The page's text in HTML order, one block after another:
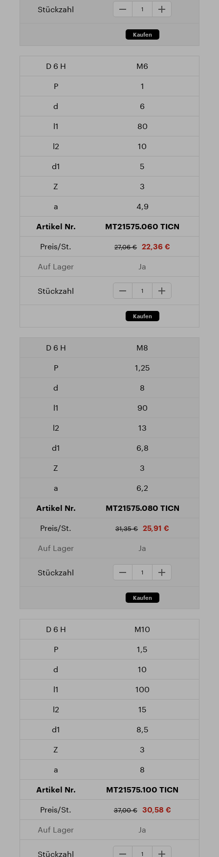
M6
1
6
80
10
5
3
4,9
MT21575.060 TICN
27,06 € 22,36 €
Ja
M8
1,25
8
90
13
6,8
3
6,2
MT21575.080 TICN
31,35 € 25,91 €
Ja
M10
1,5
10
100
15
8,5
3
8
MT21575.100 TICN
37,00 € 30,58 €
Ja